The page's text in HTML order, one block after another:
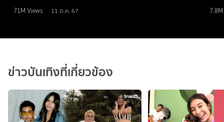
71M Views 11 ต.ค. 67 7.8M
ข่าวบันเทิงที่เกี่ยวข้อง